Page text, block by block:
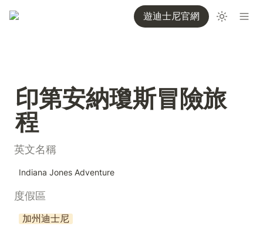
遊迪士尼官網
印第安納瓊斯冒險旅
程
英文名稱
Indiana Jones Adventure
度假區
加州迪士尼